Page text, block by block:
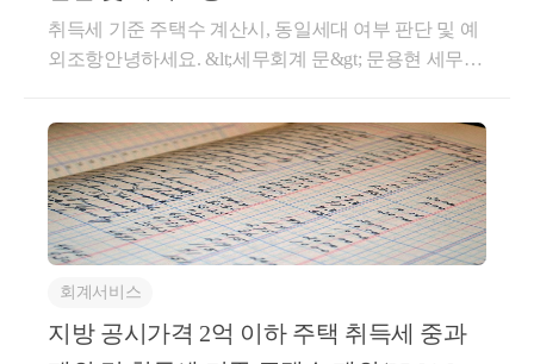
다.주택을 취득하는 사람의 배우자, 취득일 현재 미혼
인 30세 미만의 자녀는 주민등록표에 함께 기재되어
있지 않더라도 1세대에 속한 것으로 봅니다.다만, 동일
니다.1.소득이 있는 30세 미만 자 부모와 같은 주민등
록표에 기재되어있지 않은 30세 미만의 자녀는 부모와
같은 세대로 보지만 일부 예외가 인정이 됩니다. 30세
미만이더라도 주택 취득일이 속하는 달의 직전 12개월
동안 발생한 소득이 기준 중위소득의 40% 이상이라면
부모와 별도세대로 인정이 됩니다.2022년 기준 중위소
득의 40%는 월 777,920원입니다. 따라서 주택 취득일
이 속하는 달의 직전 12개월 동안의 소득이 9,335,040원
취득세 기준 주택수 계산시, 동일세대 여부 판단 및 예
외조항안녕하세요. &lt;세무회계 문&gt; 문용현 세무사
니다. 이러한 취득세는 주택 취득자가 속한 세대원 전
체가 보유한 주택수를 기준으로 적용이 되는데요. 예
를 들어 아래 표와 같이, 1세대 2주택자가 조정지역에
서 3번째 주택을 취득할 경우에는 12%의 취득세율이
적용되며, 비조정지역에서 3번째 주택을 취득할 경우
8%의 취득세율이 적용됩니다.이처럼 취득세의 경우, 1
세대가 보유한 주택 수를 기준으로 취득세율이 적용됩
니다. 1세대란 주택을 취득하는 사람과 주민등록표에
회계서비스
지방 공시가격 2억 이하 주택 취득세 중과